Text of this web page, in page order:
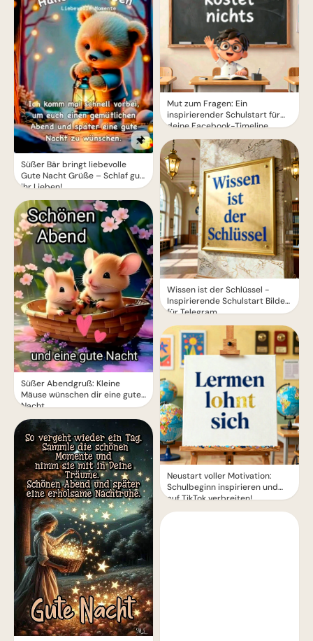
Süßer Bär bringt liebevolle
Gute Nacht Grüße – Schlaf gut,
ihr Lieben!
Süßer Abendgruß: Kleine
Mäuse wünschen dir eine gute
Nacht
Mut zum Fragen: Ein
inspirierender Schulstart für
deine Facebook-Timeline
Wissen ist der Schlüssel -
Inspirierende Schulstart Bilder
für Telegram
Neustart voller Motivation:
Schulbeginn inspirieren und
auf TikTok verbreiten!